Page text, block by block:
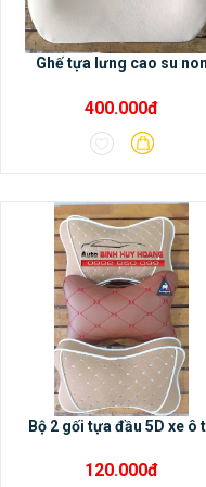
Pro
Ghế tựa lưng cao su non
400.000đ
Bộ 2 gối tựa đầu 5D xe ô
120.000đ